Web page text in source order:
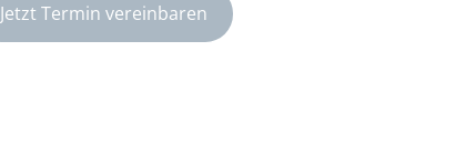
Jetzt Termin vereinbaren